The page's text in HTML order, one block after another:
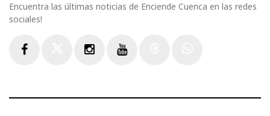
Encuentra las últimas noticias de Enciende Cuenca en las redes
sociales!